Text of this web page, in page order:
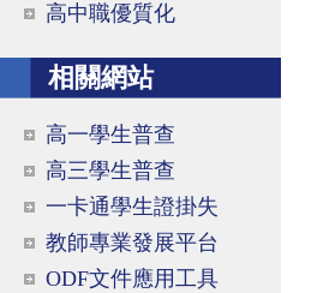
高中職優質化
相關網站
高一學生普查
高三學生普查
一卡通學生證掛失
教師專業發展平台
ODF文件應用工具